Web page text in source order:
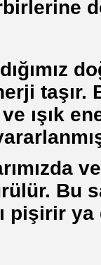
taşır.
ışık
Bu
pişirir